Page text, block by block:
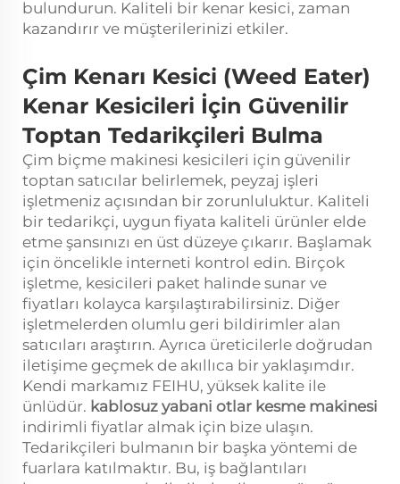
bulundurun. Kaliteli bir kenar kesici, zaman
kazandırır ve müşterilerinizi etkiler.
Çim Kenarı Kesici (Weed Eater)
Kenar Kesicileri İçin Güvenilir
Toptan Tedarikçileri Bulma
Çim biçme makinesi kesicileri için güvenilir
toptan satıcılar belirlemek, peyzaj işleri
işletmeniz açısından bir zorunluluktur. Kaliteli
bir tedarikçi, uygun fiyata kaliteli ürünler elde
etme şansınızı en üst düzeye çıkarır. Başlamak
için öncelikle interneti kontrol edin. Birçok
işletme, kesicileri paket halinde sunar ve
fiyatları kolayca karşılaştırabilirsiniz. Diğer
işletmelerden olumlu geri bildirimler alan
satıcıları araştırın. Ayrıca üreticilerle doğrudan
iletişime geçmek de akıllıca bir yaklaşımdır.
Kendi markamız FEIHU, yüksek kalite ile
ünlüdür. kablosuz yabani otlar kesme makinesi
i̇ndirimli fiyatlar almak için bize ulaşın.
Tedarikçileri bulmanın bir başka yöntemi de
fuarlara katılmaktır. Bu, iş bağlantıları